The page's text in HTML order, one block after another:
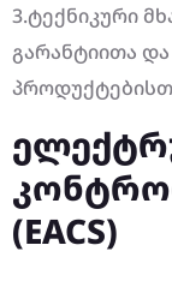
3.ტექნიკური
გარანტიითა
(EACS)